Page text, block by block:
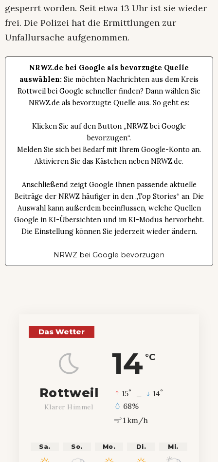
gesperrt worden. Seit etwa 13 Uhr ist sie wieder
frei. Die Polizei hat die Ermittlungen zur
Unfallursache aufgenommen.
NRWZ.de bei Google als bevorzugte Quelle
auswählen: Sie möchten Nachrichten aus dem Kreis
Rottweil bei Google schneller finden? Dann wählen Sie
NRWZ.de als bevorzugte Quelle aus. So geht es:
Klicken Sie auf den Button „NRWZ bei Google
bevorzugen“.
Melden Sie sich bei Bedarf mit Ihrem Google-Konto an.
Aktivieren Sie das Kästchen neben NRWZ.de.
Anschließend zeigt Google Ihnen passende aktuelle
Beiträge der NRWZ häufiger in den „Top Stories“ an. Die
Auswahl kann außerdem beeinflussen, welche Quellen
Google in KI-Übersichten und im KI-Modus hervorhebt.
Die Einstellung können Sie jederzeit wieder ändern.
NRWZ bei Google bevorzugen
Das Wetter
14 °C
Rottweil
Klarer Himmel
15° 14°
68%
1 km/h
Sa. So. Mo. Di. Mi.